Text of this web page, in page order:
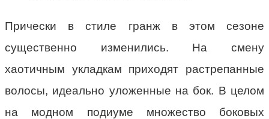
Прически в стиле гранж в этом сезоне
существенно изменились. На смену
хаотичным укладкам приходят растрепанные
волосы, идеально уложенные на бок. В целом
на модном подиуме множество боковых